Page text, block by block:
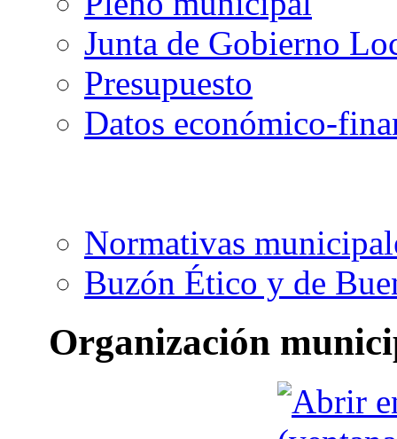
Junta de Gobierno
Presupuesto
Datos económico-
Normativas
Buzón Ético y de
Organización